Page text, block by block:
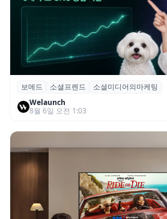
보메드 ‘소셜프렌드’, 유튜브
SNS 마케팅 통합 지원
보메드 소셜프렌드
소셜미디어의마케팅
Welaunch
8월 6일 오전 1:03